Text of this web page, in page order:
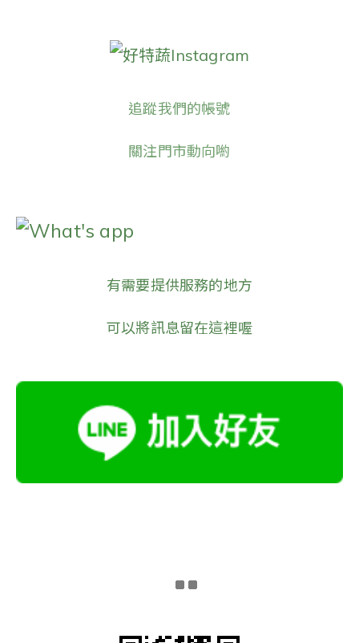
好特蔬Instagram
追蹤我們的帳號
關注門市動向喲
What's app
有需要提供服務的地方
可以將訊息留在這裡喔